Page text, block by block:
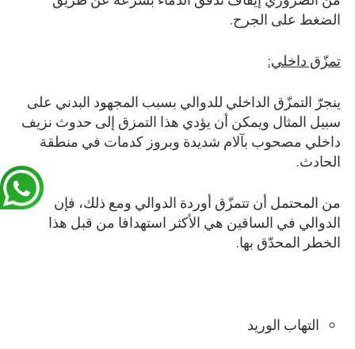
الضغط على الجرح.
تمزّق داخلي:
ينجرّ التمزّق الداخلي للدوالي بسبب المجهود البدني على
سبيل المثال ويمكن أن يؤدي هذا التمزق إلى حدوث نزيف
داخلي مصحوب بآلام شديدة وبروز كدمات في منطقة
الحادث.
من المحتمل أن تتمزّق أوردة الدوالي ومع ذلك، فإن
الدوالي في الساقين هي الأكثر استهدافا من قبل هذا
الخطر المحدّق بها.
التهاب الوريد